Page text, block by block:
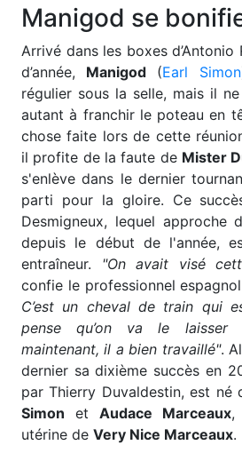
Manigod se
Arrivé dans les boxes
d’année, Manigod (Earl Simon
régulier sous la selle, mais il
autant à franchir le poteau en
chose faite lors de cette
il profite de la faute de Mister
s'enlève dans le dernier
parti pour la gloire. Ce
Desmigneux, lequel approche
depuis le début de l'année,
entraîneur. "On avait visé
confie le professionnel
C’est un cheval de train qui
pense qu’on va le laisser
maintenant, il a bien travaillé".
dernier sa dixième succès en
par Thierry Duvaldestin, est né
Simon et Audace Marceaux,
utérine de Very Nice Marceaux.